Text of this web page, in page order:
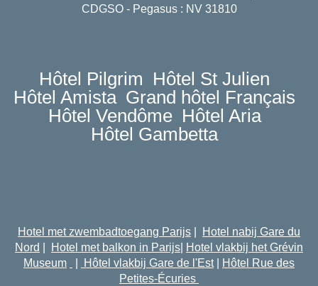
CDGSO - Pegasus : NV 31810
Hôtel Pilgrim
Hôtel St Julien
Hôtel Amista Grand hôtel Français
Hôtel Vendôme Hôtel Aria
Hôtel Gambetta
Hotel met zwembadtoegang Parijs
Hotel nabij Gare du
Nord
Hotel met balkon in Parijs Hotel vlakbij het Grévin
Museum
Hôtel vlakbij Gare de l'Est|
Hôtel Rue des
Petites-Écuries